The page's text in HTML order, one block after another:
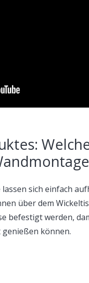
sich einfach
über dem
befestigt werden,
können.